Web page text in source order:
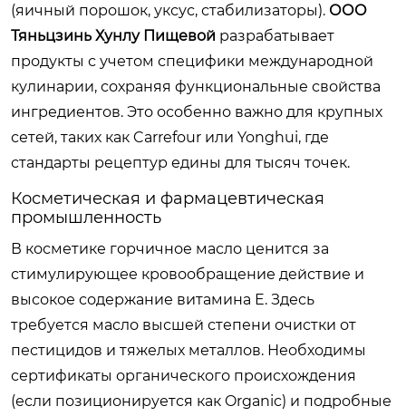
(яичный порошок, уксус, стабилизаторы). ООО
Тяньцзинь Хунлу Пищевой разрабатывает
продукты с учетом специфики международной
кулинарии, сохраняя функциональные свойства
ингредиентов. Это особенно важно для крупных
сетей, таких как Carrefour или Yonghui, где
стандарты рецептур едины для тысяч точек.
Косметическая и фармацевтическая
промышленность
В косметике горчичное масло ценится за
стимулирующее кровообращение действие и
высокое содержание витамина E. Здесь
требуется масло высшей степени очистки от
пестицидов и тяжелых металлов. Необходимы
сертификаты органического происхождения
(если позиционируется как Organic) и подробные